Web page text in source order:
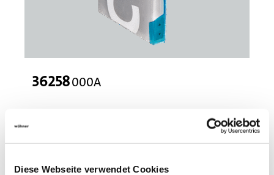
Diese Webseite verwendet Cookies
36258000A
electronic motor starter, 3-pole or 1-pole switchable
direct and reversing starter 0.1 - 2.6 A
Soft start inclusive and pre-installed